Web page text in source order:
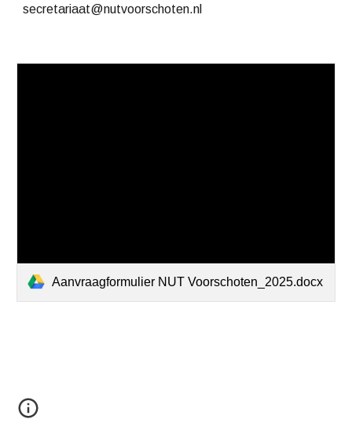
secretariaat@nutvoorschoten.nl
Aanvraagformulier NUT Voorschoten_2025.docx